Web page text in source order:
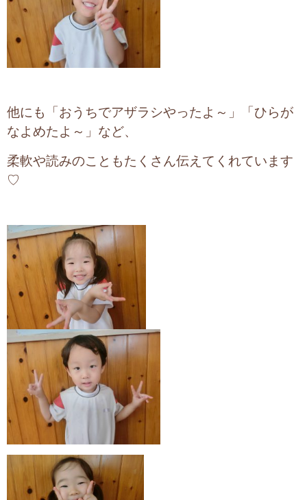
他にも「おうちでアザラシやったよ～」「ひらが
なよめたよ～」など、
柔軟や読みのこともたくさん伝えてくれています
♡